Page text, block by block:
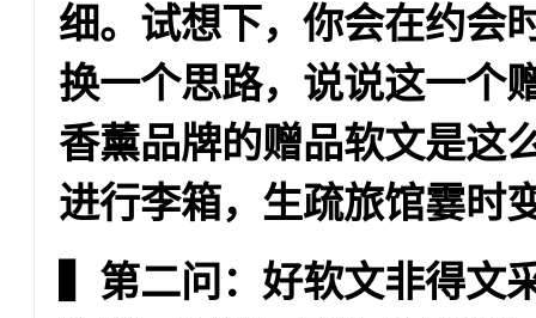
细。试想下，你会在约会
换一个思路，说说这一个
香薰品牌的赠品软文是这
进行李箱，生疏旅馆霎时
▍第二问：好软文非得文